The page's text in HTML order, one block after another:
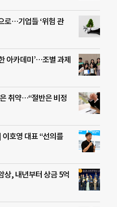
로…기업들 ‘위험 관
아카데미’…조별 과제
취약…“절반은 비정
호영 대표 “선의를
상, 내년부터 상금 5억